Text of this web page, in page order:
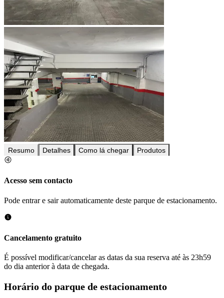
Resumo Detalhes Como lá chegar Produtos
Acesso sem contacto
Pode entrar e sair automaticamente deste parque de estacionamento.
Cancelamento gratuito
É possível modificar/cancelar as datas da sua reserva até às 23h59
do dia anterior à data de chegada.
Horário do parque de estacionamento